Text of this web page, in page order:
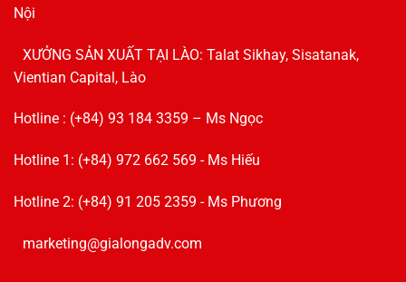
Nội
XƯỞNG SẢN XUẤT TẠI LÀO: Talat Sikhay, Sisatanak,
Vientian Capital, Lào
Hotline : (+84) 93 184 3359 – Ms Ngọc
Hotline 1: (+84) 972 662 569 - Ms Hiếu
Hotline 2: (+84) 91 205 2359 - Ms Phương
marketing@gialongadv.com